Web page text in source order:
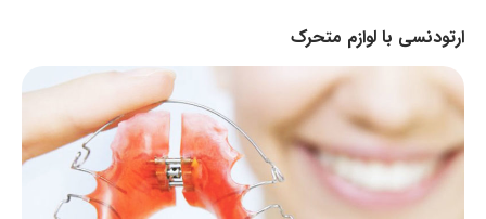
ارتودنسی با لوازم متحرک